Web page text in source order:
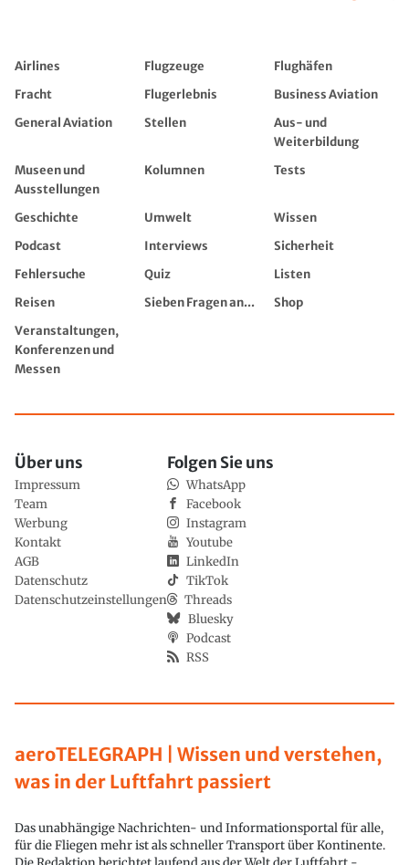
Airlines Flugzeuge
Flughäfen
Fracht
Flugerlebnis
Business Aviation
General Aviation
Stellen
Aus- und
Weiterbildung
Museen und
Ausstellungen
Kolumnen Tests
Geschichte Umwelt
Wissen
Podcast
Interviews
Sicherheit
Fehlersuche
Quiz
Listen
Reisen
Sieben Fragen an...
Shop
Veranstaltungen,
Konferenzen und
Messen
aeroTELEGRAPH | Wissen und verstehen,
was in der Luftfahrt passiert
Das unabhängige Nachrichten- und Informationsportal für alle,
für die Fliegen mehr ist als schneller Transport über Kontinente.
Über uns
Impressum
Team
Werbung
Kontakt
AGB
Datenschutz
Datenschutzeinstellungen
Folgen Sie uns
WhatsApp
Facebook
Instagram
Youtube
LinkedIn
TikTok
Threads
Bluesky
Podcast
RSS